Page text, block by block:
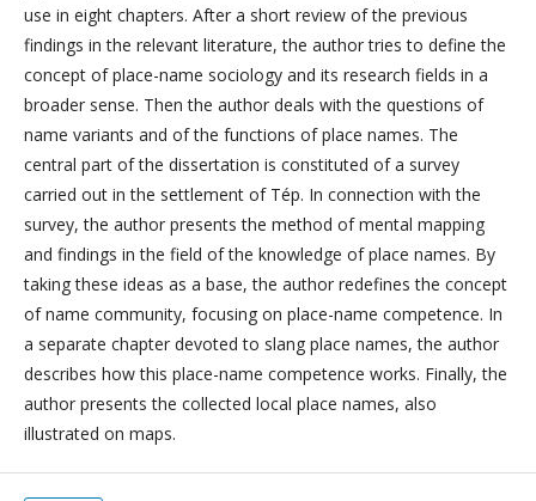
use in eight chapters. After a short review of the previous
findings in the relevant literature, the author tries to define the
concept of place-name sociology and its research fields in a
broader sense. Then the author deals with the questions of
name variants and of the functions of place names. The
central part of the dissertation is constituted of a survey
carried out in the settlement of Tép. In connection with the
survey, the author presents the method of mental mapping
and findings in the field of the knowledge of place names. By
taking these ideas as a base, the author redefines the concept
of name community, focusing on place-name competence. In
a separate chapter devoted to slang place names, the author
describes how this place-name competence works. Finally, the
author presents the collected local place names, also
illustrated on maps.